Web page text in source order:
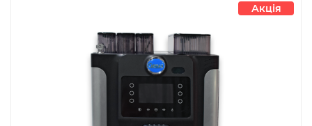
Акція